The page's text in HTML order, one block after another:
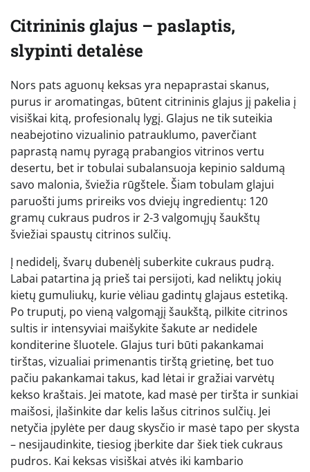
Citrininis glajus – paslaptis,
slypinti detalėse
Nors pats aguonų keksas yra nepaprastai skanus,
purus ir aromatingas, būtent citrininis glajus jį pakelia į
visiškai kitą, profesionalų lygį. Glajus ne tik suteikia
neabejotino vizualinio patrauklumo, paverčiant
paprastą namų pyragą prabangios vitrinos vertu
desertu, bet ir tobulai subalansuoja kepinio saldumą
savo malonia, šviežia rūgštele. Šiam tobulam glajui
paruošti jums prireiks vos dviejų ingredientų: 120
gramų cukraus pudros ir 2-3 valgomųjų šaukštų
šviežiai spaustų citrinos sulčių.
Į nedidelį, švarų dubenėlį suberkite cukraus pudrą.
Labai patartina ją prieš tai persijoti, kad neliktų jokių
kietų gumuliukų, kurie vėliau gadintų glajaus estetiką.
Po truputį, po vieną valgomąjį šaukštą, pilkite citrinos
sultis ir intensyviai maišykite šakute ar nedidele
konditerine šluotele. Glajus turi būti pakankamai
tirštas, vizualiai primenantis tirštą grietinę, bet tuo
pačiu pakankamai takus, kad lėtai ir gražiai varvėtų
kekso kraštais. Jei matote, kad masė per tiršta ir sunkiai
maišosi, įlašinkite dar kelis lašus citrinos sulčių. Jei
netyčia įpylėte per daug skysčio ir masė tapo per skysta
– nesijaudinkite, tiesiog įberkite dar šiek tiek cukraus
pudros. Kai keksas visiškai atvės iki kambario